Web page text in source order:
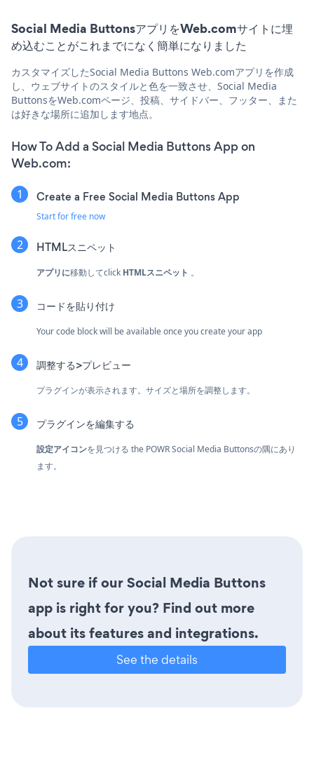
Social Media ButtonsアプリをWeb.comサイトに埋
め込むことがこれまでになく簡単になりました
カスタマイズしたSocial Media Buttons Web.comアプリを作成
し、ウェブサイトのスタイルと色を一致させ、Social Media
ButtonsをWeb.comページ、投稿、サイドバー、フッター、また
は好きな場所に追加します地点。
How To Add a Social Media Buttons App on
Web.com:
Create a Free Social Media Buttons App
Start for free now
HTMLスニペット
アプリに移動してclick HTMLスニペット 。
コードを貼り付け
Your code block will be available once you create your app
調整する>プレビュー
プラグインが表示されます。サイズと場所を調整します。
プラグインを編集する
設定アイコンを見つける the POWR Social Media Buttonsの隅にあり
ます。
Not sure if our Social Media Buttons
app is right for you? Find out more
about its features and integrations.
See the details